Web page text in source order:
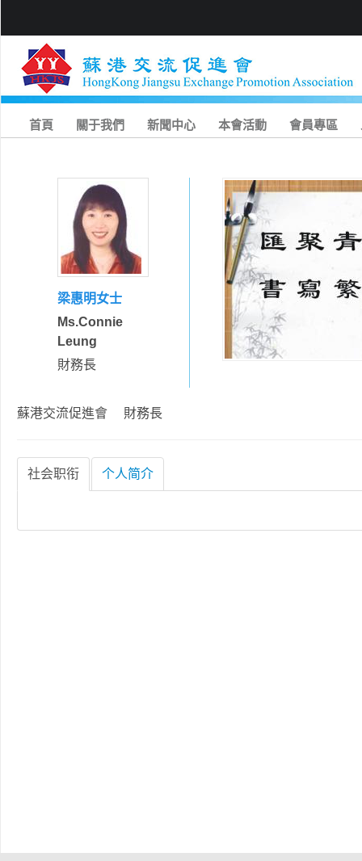
首頁 關于我們 新聞中心 本會活動 會員專區
梁惠明女士
Ms.Connie
Leung
財務長
蘇港交流促進會 財務長
社会职衔 个人简介